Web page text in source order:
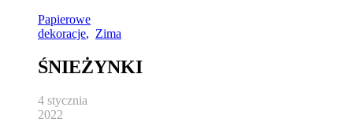
Papierowe
dekoracje, Zima
ŚNIEŻYNKI
4 stycznia
2022